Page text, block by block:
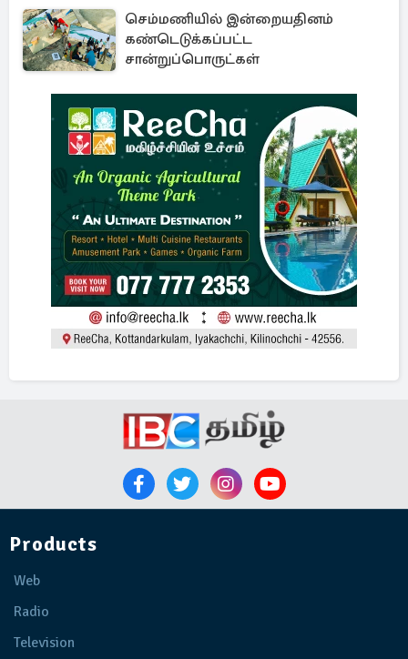
செம்மணியில் இன்றையதினம்
கண்டெடுக்கப்பட்ட
சான்றுப்பொருட்கள்
Products
Web
Radio
Television